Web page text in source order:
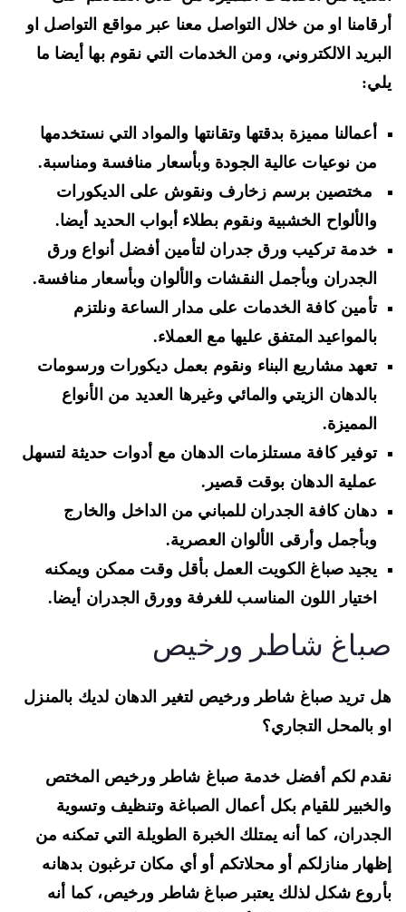
او من خلال التواصل معنا عبر مواقع التواصل او
الالكتروني، ومن الخدمات التي نقوم بها أيضا ما
أعمالنا مميزة بدقتها وتقانتها والمواد التي نستخدمها
من نوعيات عالية الجودة وبأسعار منافسة ومناسبة.
مختصين برسم زخارف ونقوش على الديكورات
والألواح الخشبية ونقوم بطلاء أبواب الحديد أيضا.
خدمة تركيب ورق جدران لتأمين أفضل أنواع ورق
الجدران وبأجمل النقشات والألوان وبأسعار منافسة.
تأمين كافة الخدمات على مدار الساعة ونلتزم
بالمواعيد المتفق عليها مع العملاء.
تعهد مشاريع البناء ونقوم بعمل ديكورات ورسومات
بالدهان الزيتي والمائي وغيرها العديد من الأنواع
المميزة.
توفير كافة مستلزمات الدهان مع أدوات حديثة لتسهل
عملية الدهان بوقت قصير.
دهان كافة الجدران للمباني من الداخل والخارج
وبأجمل وأرقى الألوان العصرية.
يجيد صباغ الكويت العمل بأقل وقت ممكن ويمكنه
اختيار اللون المناسب للغرفة وورق الجدران أيضا.
شاطر ورخيص
تريد صباغ شاطر ورخيص لتغير الدهان لديك بالمنزل
بالمحل التجاري؟
لكم أفضل خدمة صباغ شاطر ورخيص المختص
للقيام بكل أعمال الصباغة وتنظيف وتسوية
كما أنه يمتلك الخبرة الطويلة التي تمكنه من
منازلكم أو محلاتكم أو أي مكان ترغبون بدهانه
شكل لذلك يعتبر صباغ شاطر ورخيص، كما أنه